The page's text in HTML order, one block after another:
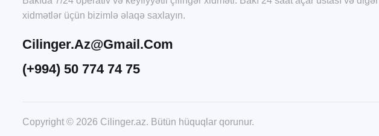
xidmətlər üçün bizimlə əlaqə saxlayın.
Cilinger.az@gmail.com
(+994) 50 774 74 75
Copyright © 2026 Cilinger.az. Bütün hüquqlar qorunur.